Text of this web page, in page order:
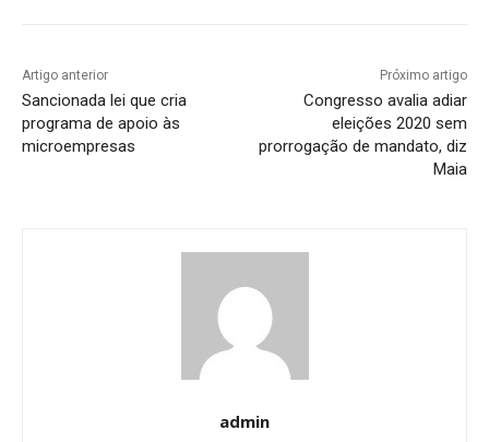
Artigo anterior
Sancionada lei que cria
programa de apoio às
microempresas
Próximo artigo
Congresso avalia adiar
eleições 2020 sem
prorrogação de mandato, diz
Maia
admin